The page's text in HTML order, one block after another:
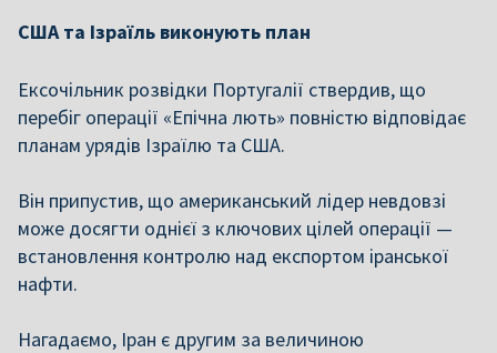
США та Ізраїль виконують план
Ексочільник розвідки Португалії ствердив, що
перебіг операції «Епічна лють» повністю відповідає
планам урядів Ізраїлю та США.
Він припустив, що американський лідер невдовзі
може досягти однієї з ключових цілей операції —
встановлення контролю над експортом іранської
нафти.
Нагадаємо, Іран є другим за величиною